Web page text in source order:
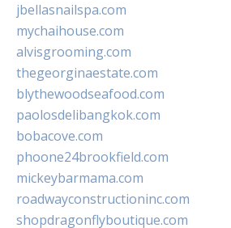
jbellasnailspa.com
mychaihouse.com
alvisgrooming.com
thegeorginaestate.com
blythewoodseafood.com
paolosdelibangkok.com
bobacove.com
phoone24brookfield.com
mickeybarmama.com
roadwayconstructioninc.com
shopdragonflyboutique.com